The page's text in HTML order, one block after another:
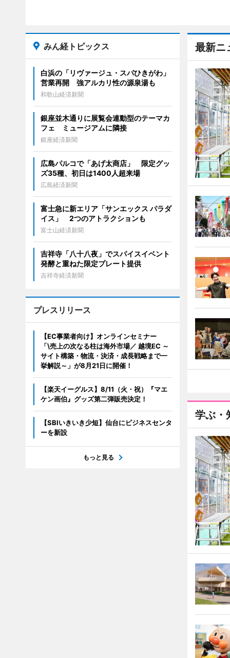
最新ニ
学ぶ・
みん経トピックス
白浜の「リヴァージュ・スパひきがわ」
営業再開 強アルカリ性の源泉湯も
和歌山経済新聞
銀座並木通りに展覧会連動型のテーマカ
フェ ミュージアムに隣接
銀座経済新聞
広島パルコで「あげ太商店」 限定グッ
ズ35種、初日は1400人超来場
広島経済新聞
富士急に新エリア「サンエックス パラダ
イス」 2つのアトラクションも
富士山経済新聞
吉祥寺「八十八夜」でスパイスイベント
発酵と重ねた限定プレート提供
吉祥寺経済新聞
プレスリリース
【EC事業者向け】オンラインセミナー
「\売上の次なる柱は海外市場／ 越境EC ～
サイト構築・物流・決済・成長戦略まで一
挙解説～」が8月21日に開催！
【楽天イーグルス】8/11（火・祝）『マエ
ケン画伯』グッズ第二弾販売決定！
【SBIいきいき少短】仙台にビジネスセンタ
ーを新設
もっと見る